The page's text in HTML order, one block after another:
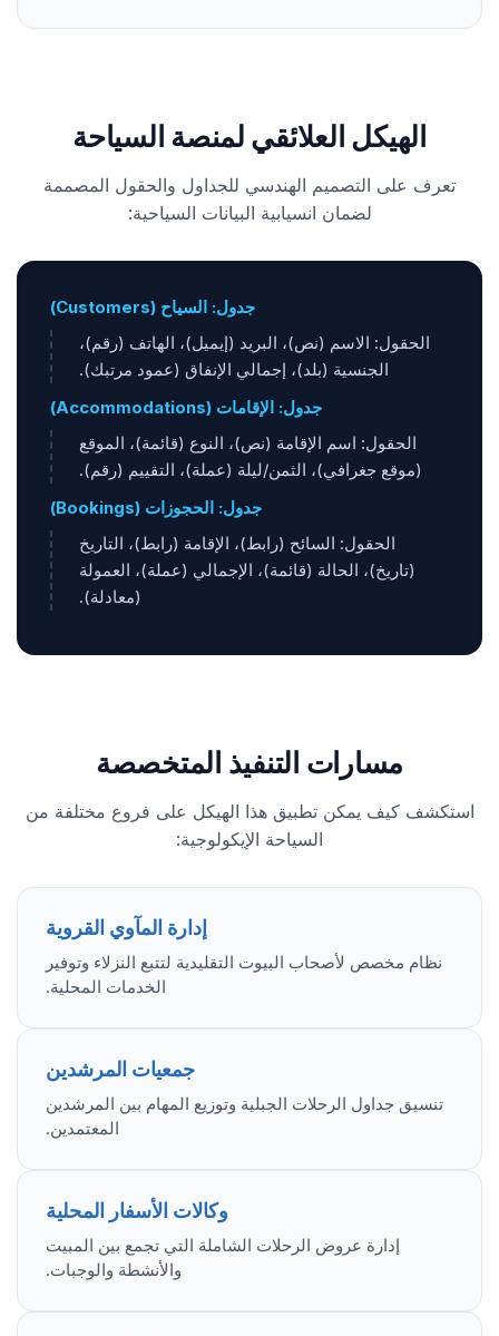
الهيكل العلائقي لمنصة السياحة
تعرف على التصميم الهندسي للجداول والحقول المصممة
لضمان انسيابية البيانات السياحية:
جدول: السياح (Customers)
الحقول: الاسم (نص)، البريد (إيميل)، الهاتف (رقم)،
الجنسية (بلد)، إجمالي الإنفاق (عمود مرتبك).
جدول: الإقامات (Accommodations)
الحقول: اسم الإقامة (نص)، النوع (قائمة)، الموقع
(موقع جغرافي)، الثمن/ليلة (عملة)، التقييم (رقم).
جدول: الحجوزات (Bookings)
الحقول: السائح (رابط)، الإقامة (رابط)، التاريخ
(تاريخ)، الحالة (قائمة)، الإجمالي (عملة)، العمولة
(معادلة).
مسارات التنفيذ المتخصصة
استكشف كيف يمكن تطبيق هذا الهيكل على فروع مختلفة من
السياحة الإيكولوجية:
إدارة المآوي القروية
نظام مخصص لأصحاب البيوت التقليدية لتتبع النزلاء وتوفير
الخدمات المحلية.
جمعيات المرشدين
تنسيق جداول الرحلات الجبلية وتوزيع المهام بين المرشدين
المعتمدين.
وكالات الأسفار المحلية
إدارة عروض الرحلات الشاملة التي تجمع بين المبيت
والأنشطة والوجبات.